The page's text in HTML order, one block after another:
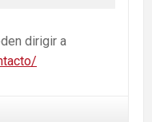
dirigir a